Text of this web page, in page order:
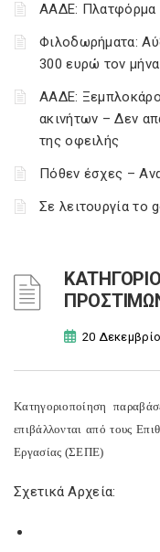
ΑΑΔΕ: Πλατφόρμα
Φιλοδωρήματα:
300 ευρώ τον
ΑΑΔΕ:
ακινήτων – Δεν
της οφειλής
Πόθεν έσχες –
Σε λειτουργία το
20
Κατηγοριοποίηση
επιβάλλονται από τους
Εργασίας (ΣΕΠΕ)
Σχετικά Αρχεία: